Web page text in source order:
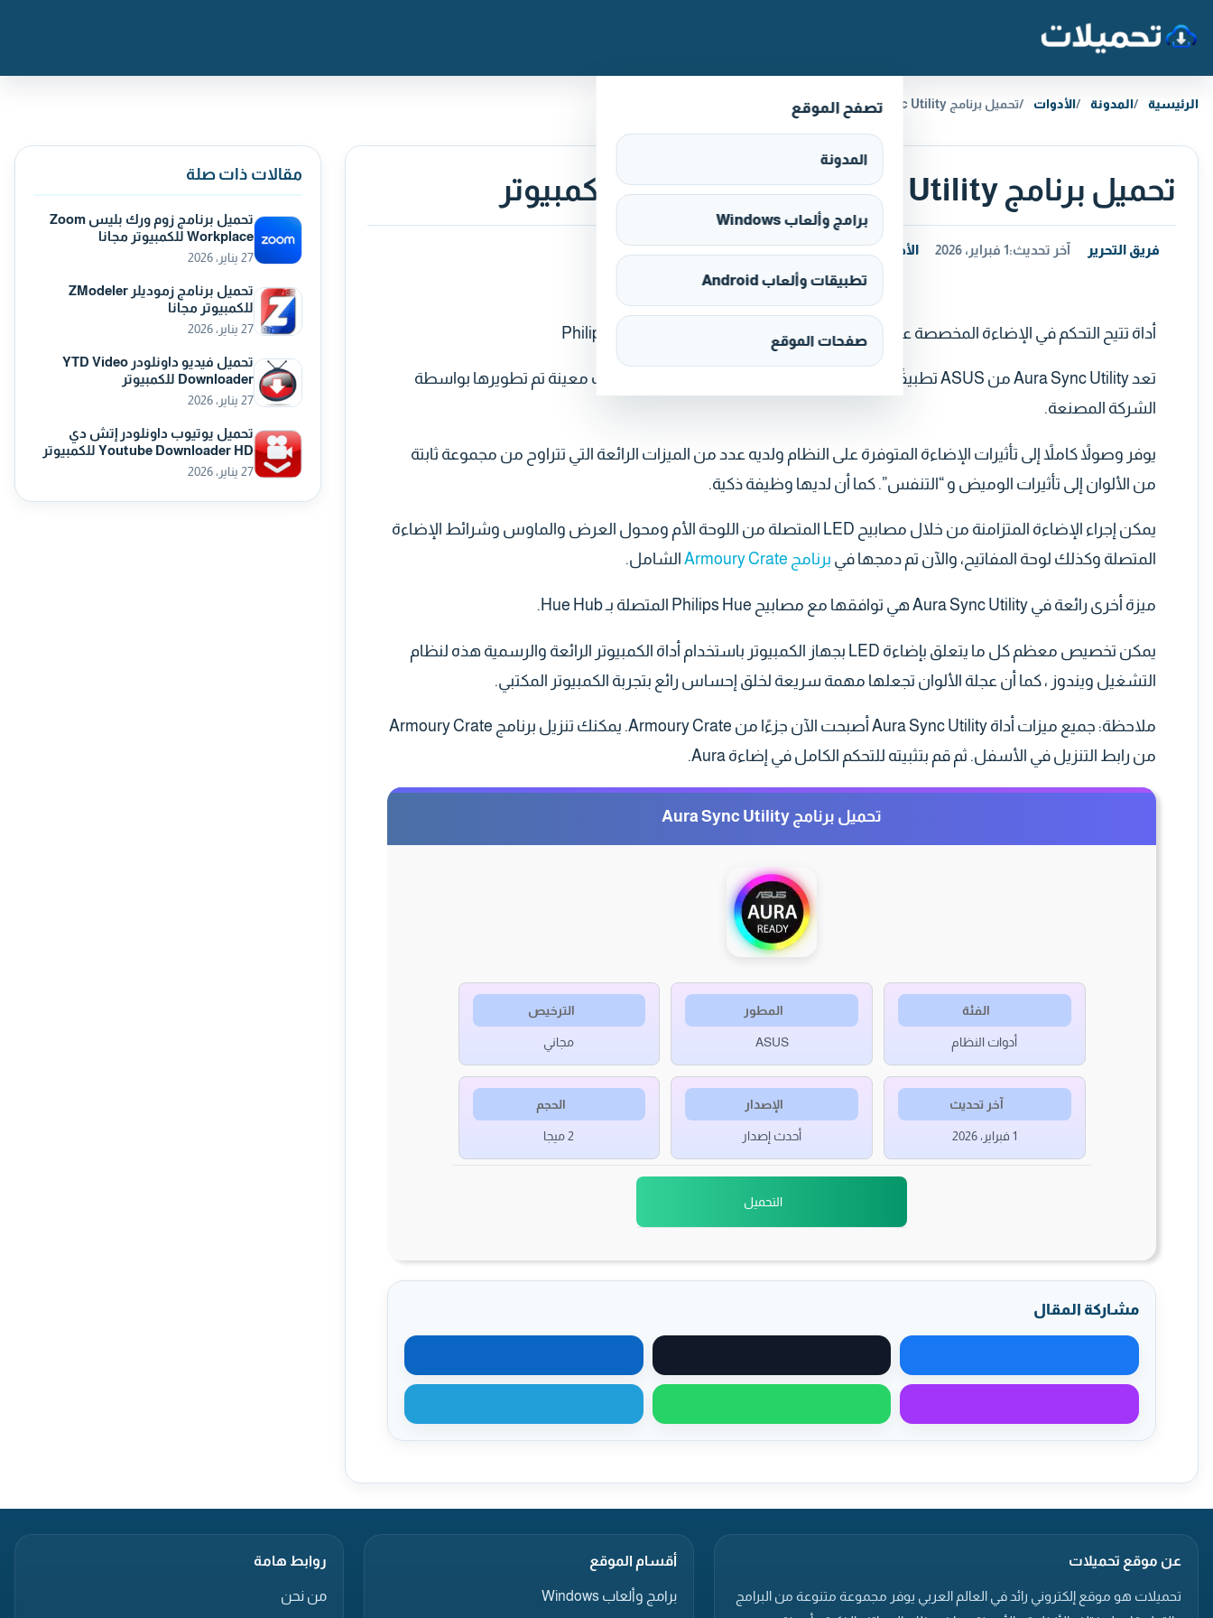
تصفح الموقع
المدونة
برامج وألعاب Windows
تطبيقات وألعاب Android
صفحات الموقع
الرئيسية المدونة الأدوات تحميل برنامج Aura Sync Utility مجانا على الكمبيوتر
تحميل برنامج Aura Sync Utility مجانا على الكمبيوتر
فريق التحرير آخر تحديث:1 فبراير، 2026 الأدوات
أداة تتيح التحكم في الإضاءة المخصصة على أنظمة ASUS بينما تدعم أيضًا مصابيح Philips Hue
تعد Aura Sync Utility من ASUS تطبيقًا مملوكًا للاستخدام من قبل مالكي أنظمة ألعاب معينة تم تطويرها بواسطة
الشركة المصنعة.
يوفر وصولاً كاملاً إلى تأثيرات الإضاءة المتوفرة على النظام ولديه عدد من الميزات الرائعة التي تتراوح من مجموعة ثابتة
من الألوان إلى تأثيرات الوميض و “التنفس”. كما أن لديها وظيفة ذكية.
يمكن إجراء الإضاءة المتزامنة من خلال مصابيح LED المتصلة من اللوحة الأم ومحول العرض والماوس وشرائط الإضاءة
المتصلة وكذلك لوحة المفاتيح، والآن تم دمجها في برنامج Armoury Crate الشامل.
ميزة أخرى رائعة في Aura Sync Utility هي توافقها مع مصابيح Philips Hue المتصلة بـ Hue Hub.
يمكن تخصيص معظم كل ما يتعلق بإضاءة LED بجهاز الكمبيوتر باستخدام أداة الكمبيوتر الرائعة والرسمية هذه لنظام
التشغيل ويندوز ، كما أن عجلة الألوان تجعلها مهمة سريعة لخلق إحساس رائع بتجربة الكمبيوتر المكتبي.
ملاحظة: جميع ميزات أداة Aura Sync Utility أصبحت الآن جزءًا من Armoury Crate. يمكنك تنزيل برنامج Armoury Crate
من رابط التنزيل في الأسفل. ثم قم بتثبيته للتحكم الكامل في إضاءة Aura.
تحميل برنامج Aura Sync Utility
الفئة
أدوات النظام
المطور
ASUS
الترخيص
مجاني
آخر تحديث
1 فبراير، 2026
الإصدار
أحدث إصدار
الحجم
2 ميجا
التحميل
مشاركة المقال
مشاركة على فيسبوك مشاركة على لينكدإن
مشاركة عبر ماسنجر مشاركة عبر واتساب مشاركة عبر تيليجرام
مقالات ذات صلة
تحميل برنامج زوم ورك بليس Zoom
Workplace للكمبيوتر مجانا
27 يناير، 2026
تحميل برنامج زموديلر ZModeler
للكمبيوتر مجانا
27 يناير، 2026
تحميل فيديو داونلودر YTD Video
Downloader للكمبيوتر
27 يناير، 2026
تحميل يوتيوب داونلودر إتش دي
Youtube Downloader HD للكمبيوتر
27 يناير، 2026
عن موقع تحميلات
تحميلات هو موقع إلكتروني رائد في العالم العربي يوفر مجموعة متنوعة من البرامج
أقسام الموقع
برامج وألعاب Windows
روابط هامة
من نحن